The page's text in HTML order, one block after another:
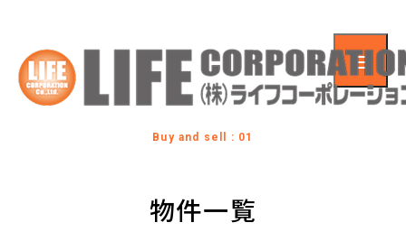
Buy and sell : 01
物件一覧